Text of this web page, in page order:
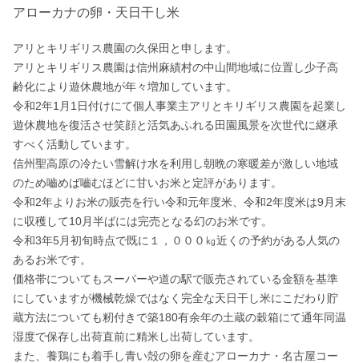
アローカナの卵・天日干し米
アリとキリギリス農園の久保田と申します。
アリとキリギリス農園は信州麻績村の中山間地域に位置し少子高
齢化により遊休農地が年々増加しています。
令和2年1月1日付けにて個人事業主アリとキリギリス農園を起業し
遊休農地を復活させ笑顔と活気あふれる田園風景を次世代に継承
すべく活動しています。
信州聖高原の冷たい雪解け水を利用し朝晩の寒暖差が激しい地域
のため嚙めば嚙むほどに甘いお米と定評があります。
令和2年よりお米の販売を行い令和元年度米、令和2年度米は9月末
に収穫して10月半ばには完売となる幻のお米です。
令和3年5月初旬時点で既に１，０００㎏近くの予約がある人気の
あるお米です。
価格帯についてもスーパーや道の駅で販売されている金額を基準
にしていますが機械乾燥ではなく完全な天日干し米にこだわり貯
蔵方法についても籾付きで築180有余年の土蔵の穀箱にて通年同温
湿度で保存し出荷直前に精米し出荷しています。
また、養鶏にも着手し青い殻の卵を産むアローカナ・名古屋コー